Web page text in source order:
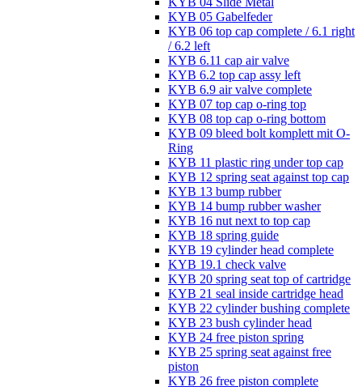
KYB 05 Gabelfeder
KYB 06 top cap complete / 6.1 right
/ 6.2 left
KYB 6.11 cap air valve
KYB 6.2 top cap assy left
KYB 6.9 air valve complete
KYB 07 top cap o-ring top
KYB 08 top cap o-ring bottom
KYB 09 bleed bolt komplett mit O-
Ring
KYB 11 plastic ring under top cap
KYB 12 spring seat against top cap
KYB 13 bump rubber
KYB 14 bump rubber washer
KYB 16 nut next to top cap
KYB 18 spring guide
KYB 19 cylinder head complete
KYB 19.1 check valve
KYB 20 spring seat top of cartridge
KYB 21 seal inside cartridge head
KYB 22 cylinder bushing complete
KYB 23 bush cylinder head
KYB 24 free piston spring
KYB 25 spring seat against free
piston
KYB 26 free piston complete